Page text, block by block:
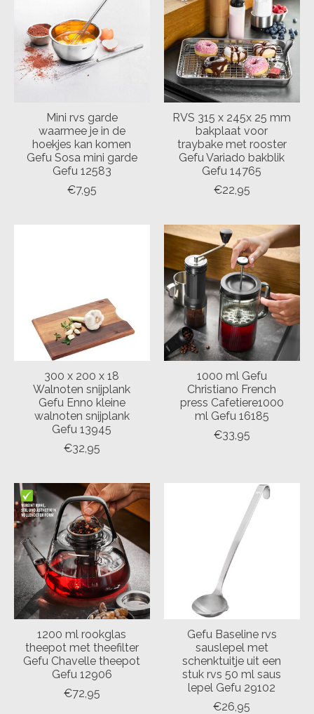
Mini rvs garde
waarmee je in de
hoekjes kan komen
Gefu Sosa mini garde
Gefu 12583
€7,95
RVS 315 x 245x 25 mm
bakplaat voor
traybake met rooster
Gefu Variado bakblik
Gefu 14765
€22,95
300 x 200 x 18
Walnoten snijplank
Gefu Enno kleine
walnoten snijplank
Gefu 13945
€32,95
1000 ml Gefu
Christiano French
press Cafetiere1000
ml Gefu 16185
€33,95
1200 ml rookglas
theepot met theefilter
Gefu Chavelle theepot
Gefu 12906
€72,95
Gefu Baseline rvs
sauslepel met
schenktuitje uit een
stuk rvs 50 ml saus
lepel Gefu 29102
€26,95